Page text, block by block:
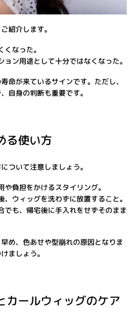
紹介します。
なった。
ン用途として十分ではなくなった。
命が来ているサインです。ただし、
自身の判断も重要です。
る使い方
ついて注意しましょう。
負担をかけるスタイリング。
ウィッグを洗わずに放置すること。
でも、帰宅後に手入れをせずそのまま
め、色あせや型崩れの原因となりま
ましょう。
カールウィッグのケア